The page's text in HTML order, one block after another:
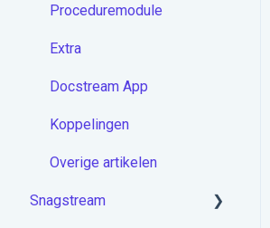
Proceduremodule
Extra
Docstream App
Koppelingen
Overige artikelen
Snagstream